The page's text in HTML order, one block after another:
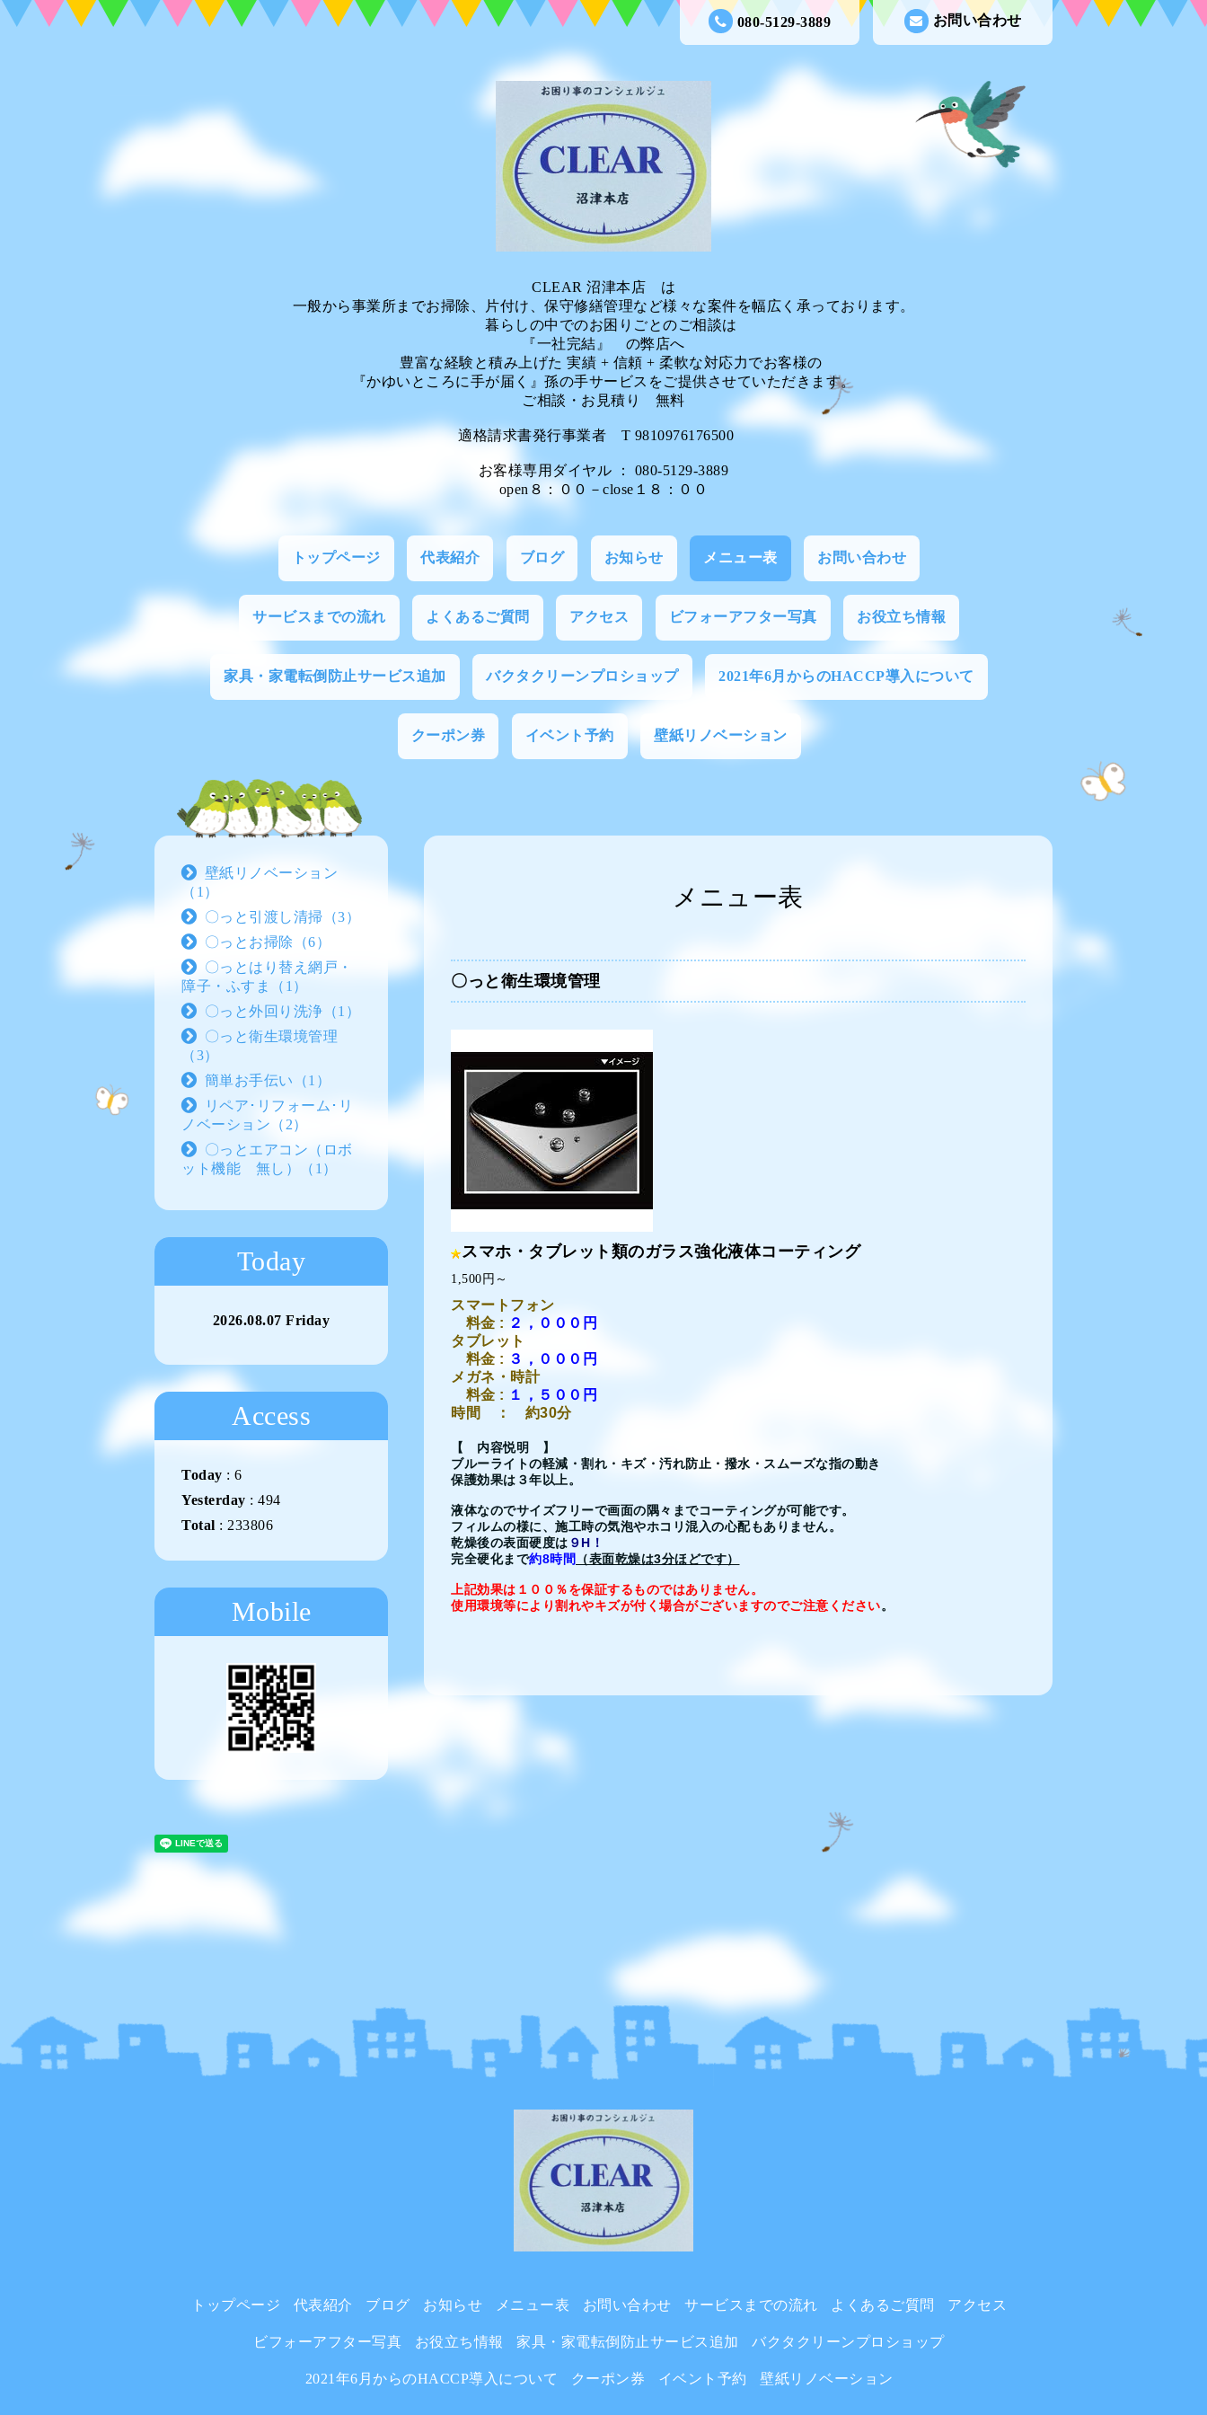
お問い合わせ
080-5129-3889
CLEAR 沼津本店 は
一般から事業所までお掃除、片付け、保守修繕管理など様々な案件を幅広く承っております。
暮らしの中でのお困りごとのご相談は
『一社完結』 の弊店へ
豊富な経験と積み上げた 実績 + 信頼 + 柔軟な対応力でお客様の
『かゆいところに手が届く』孫の手サービスをご提供させていただきます。
ご相談・お見積り 無料
適格請求書発行事業者 T 9810976176500
お客様専用ダイヤル ： 080-5129-3889
open８：００－close１８：００
トップページ 代表紹介 ブログ お知らせ メニュー表 お問い合わせ
サービスまでの流れ よくあるご質問 アクセス ビフォーアフター写真 お役立ち情報
家具・家電転倒防止サービス追加 バクタクリーンプロショップ 2021年6月からのHACCP導入について
クーポン券 イベント予約 壁紙リノベーション
メニュー表
〇っと衛生環境管理
スマホ・タブレット類のガラス強化液体コーティング
1,500円～
スマートフォン
料金 : ２，０００円
タブレット
料金 : ３，０００円
メガネ・時計
料金 : １，５００円
時間 ： 約30分
【 内容悦明 】
ブルーライトの軽減・割れ・キズ・汚れ防止・撥水・スムーズな指の動き
保護効果は３年以上。
液体なのでサイズフリーで画面の隅々までコーティングが可能です。
フィルムの様に、施工時の気泡やホコリ混入の心配もありません。
乾燥後の表面硬度は ９H！
完全硬化まで約8時間 （表面乾燥は3分ほどです）
上記効果は１００％を保証するものではありません。
使用環境等により割れやキズが付く場合がございますのでご注意ください。
壁紙リノベーション
（1）
〇っと引渡し清掃（3）
〇っとお掃除（6）
〇っとはり替え網戸・
障子・ふすま（1）
〇っと外回り洗浄（1）
〇っと衛生環境管理
（3）
簡単お手伝い（1）
リペア･リフォーム･リ
ノベーション（2）
〇っとエアコン（ロボ
ット機能 無し）（1）
Today
2026.08.07 Friday
Access
Today : 6
Yesterday : 494
Total : 233806
Mobile
トップページ 代表紹介 ブログ お知らせ メニュー表 お問い合わせ サービスまでの流れ よくあるご質問 アクセス
ビフォーアフター写真 お役立ち情報 家具・家電転倒防止サービス追加 バクタクリーンプロショップ
2021年6月からのHACCP導入について クーポン券 イベント予約 壁紙リノベーション